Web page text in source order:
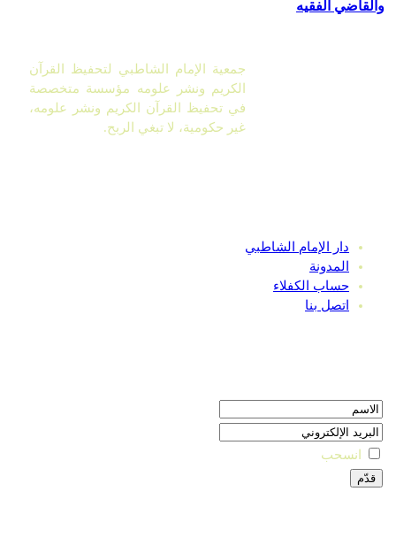
والقاضي الفقيه
جمعية الإمام الشاطبي لتحفيظ القرآن
الكريم ونشر علومه مؤسسة متخصصة
في تحفيظ القرآن الكريم ونشر علومه،
غير حكومية، لا تبغي الربح.
دار الإمام الشاطبي
المدونة
حساب الكفلاء
اتصل بنا
انسحب